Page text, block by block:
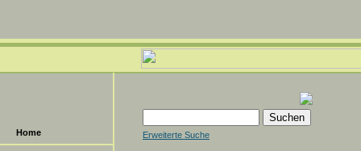
Home Erweiterte Suche